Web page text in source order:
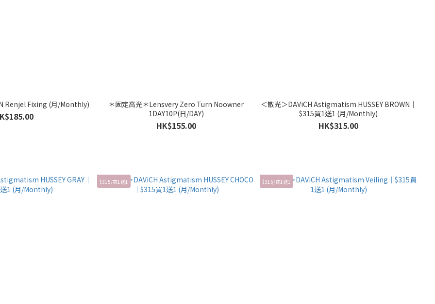
*星星固定軸* MYFiPN Renjel Fixing (月/Monthly)
＊固定高光＊Lensvery Zero Turn Noowner
1DAY10P(日/DAY)
HK$155.00
＜散光＞DAViCH Astigmatism HUSSEY BROWN｜
$315買1送1 (月/Monthly)
HK$315.00
$315/買1送1 $315/買1送1